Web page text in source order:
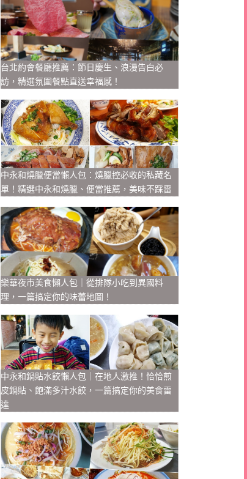
台北約會餐廳推薦：節日慶生、浪漫告白必
訪，精選氛圍餐點直送幸福感！
中永和燒臘便當懶人包：燒臘控必收的私藏名
單！精選中永和燒臘、便當推薦，美味不踩雷
樂華夜市美食懶人包｜從排隊小吃到異國料
理，一篇搞定你的味蕾地圖！
中永和鍋貼水餃懶人包｜在地人激推！恰恰煎
皮鍋貼、飽滿多汁水餃，一篇搞定你的美食雷
達